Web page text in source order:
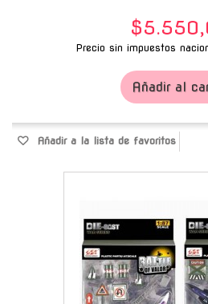
Precio sin impuestos
Añadir al
Añadir a la lista de favoritos